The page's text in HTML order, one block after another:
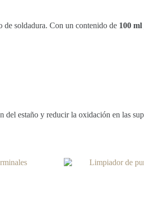
de soldadura. Con un contenido de 100 ml
estaño y reducir la oxidación en las